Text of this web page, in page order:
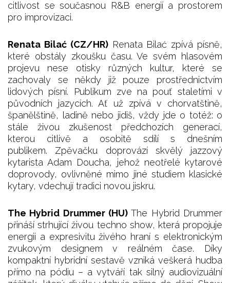
citlivost se současnou R&B energií a prostorem
pro improvizaci.
Renata Bilać (CZ/HR)Renata Bilać zpívá písně,
které obstály zkoušku času. Ve svém hlasovém
projevu nese otisky různých kultur, které se
zachovaly se někdy již pouze prostřednictvím
lidových písní. Publikum zve na pouť staletími v
původních jazycích. Ať už zpívá v chorvatštině,
španělštině, ladině nebo jidiš, vždy jde o totéž: o
stále živou zkušenost předchozích generací,
kterou citlivě a osobitě sdílí s dnešním
publikem. Zpěvačku doprovází skvělý jazzový
kytarista Adam Doucha, jehož neotřelé kytarové
doprovody, ovlivněné mimo jiné studiem klasické
kytary, vdechují tradici novou jiskru.
The Hybrid Drummer (HU) The Hybrid Drummer
přináší strhující živou techno show, která propojuje
energii a expresivitu živého hraní s elektronickým
zvukovým designem v reálném čase. Díky
kompaktní hybridní sestavě vzniká veškerá hudba
přímo na pódiu – a vytváří tak silný audiovizuální